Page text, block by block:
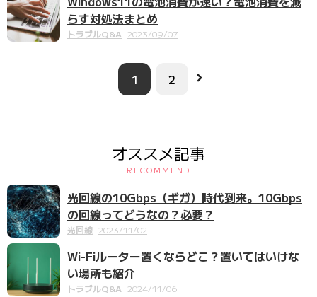
らす対処法まとめ
トラブルQ&A 2023/09/07
1 2
オススメ記事
RECOMMEND
光回線の10Gbps（ギガ）時代到来。10Gbps
の回線ってどうなの？必要？
光回線 2023/11/02
Wi-Fiルーター置くならどこ？置いてはいけな
い場所も紹介
トラブルQ&A 2024/11/06